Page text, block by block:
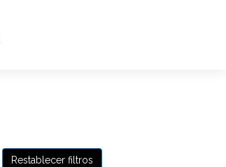
Restablecer filtros